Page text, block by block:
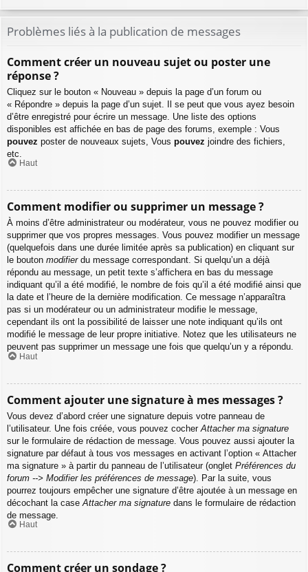
Problèmes liés à la publication de messages
Comment créer un nouveau sujet ou poster une
réponse ?
Cliquez sur le bouton « Nouveau » depuis la page d’un forum ou
« Répondre » depuis la page d’un sujet. Il se peut que vous ayez besoin
d’être enregistré pour écrire un message. Une liste des options
disponibles est affichée en bas de page des forums, exemple : Vous
pouvez poster de nouveaux sujets, Vous pouvez joindre des fichiers,
etc.
Haut
Comment modifier ou supprimer un message ?
À moins d’être administrateur ou modérateur, vous ne pouvez modifier ou
supprimer que vos propres messages. Vous pouvez modifier un message
(quelquefois dans une durée limitée après sa publication) en cliquant sur
le bouton modifierdu message correspondant. Si quelqu’un a déjà
répondu au message, un petit texte s’affichera en bas du message
indiquant qu’il a été modifié, le nombre de fois qu’il a été modifié ainsi que
la date et l’heure de la dernière modification. Ce message n’apparaîtra
pas si un modérateur ou un administrateur modifie le message,
cependant ils ont la possibilité de laisser une note indiquant qu’ils ont
modifié le message de leur propre initiative. Notez que les utilisateurs ne
peuvent pas supprimer un message une fois que quelqu’un y a répondu.
Haut
Comment ajouter une signature à mes messages ?
Vous devez d’abord créer une signature depuis votre panneau de
l’utilisateur. Une fois créée, vous pouvez cocher Attacher ma signature
sur le formulaire de rédaction de message. Vous pouvez aussi ajouter la
signature par défaut à tous vos messages en activant l’option « Attacher
ma signature » à partir du panneau de l’utilisateur (onglet Préférences du
forum --> Modifier les préférences de message). Par la suite, vous
pourrez toujours empêcher une signature d’être ajoutée à un message en
décochant la case Attacher ma signature dans le formulaire de rédaction
de message.
Haut
Comment créer un sondage ?